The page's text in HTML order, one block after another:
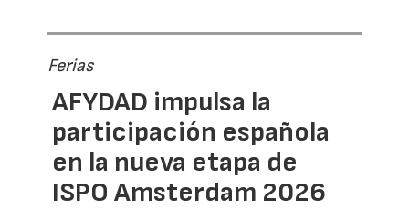
Ferias
AFYDAD impulsa la
participación española
en la nueva etapa de
ISPO Amsterdam 2026